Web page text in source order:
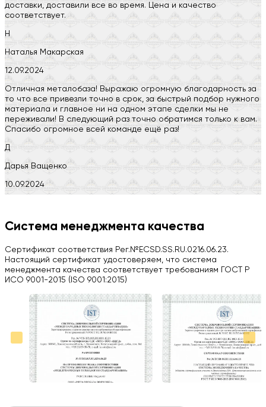
доставки, доставили все во время. Цена и качество
соответствует.
Н
Наталья Макарская
12.09.2024
Отличная металобаза! Выражаю огромную благодарность за
то что все привезли точно в срок, за быстрый подбор нужного
материала и главное ни на одном этапе сделки мы не
переживали! В следующий раз точно обратимся только к вам.
Спасибо огромное всей команде ещё раз!
Д
Дарья Ващенко
10.09.2024
H
03.09.2024
Вся работа выполнена в срок. Всем рекомендую
Больше отзывов на Google Maps
Система менеджмента качества
Сертификат соответствия Рег.№ECSD.SS.RU.0216.06.23.
Настоящий сертификат удостоверяем, что система
менеджмента качества соответствует требованиям ГОСТ Р
ИСО 9001-2015 (ISO 9001:2015)